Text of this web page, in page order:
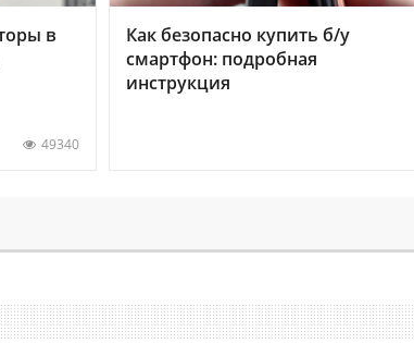
в
49340
Как безопасно купить б/у
смартфон: подробная
инструкция